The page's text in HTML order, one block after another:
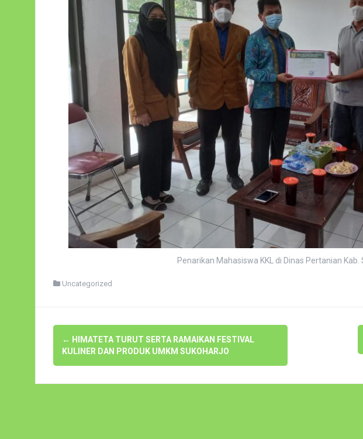
Penarikan Mahasiswa KKL di Dinas Pertanian Kab.
Uncategorized
Navigasi
pos
← HIMATETA TURUT SERTA RAMAIKAN FESTIVAL
KULINER DAN PRODUK UMKM SUKOHARJO